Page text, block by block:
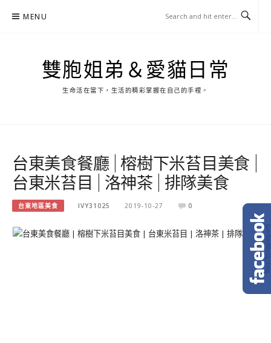
MENU
雙胞姐弟＆愛貓日常
生命活在當下，生活的精彩掌握在自己的手裡。
台東美食餐廳 | 榕樹下米苔目美食 |
台東米苔目 | 洛神茶 | 排隊美食
台東地區美食 IVY31025 2019-10-27 0